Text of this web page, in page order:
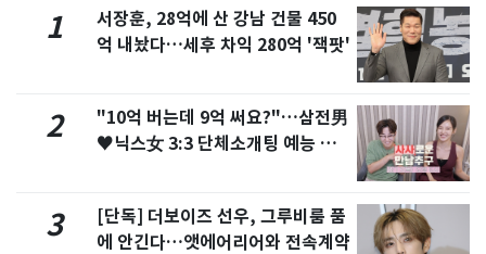
1
서장훈, 28억에 산 강남 건물 450
억 내놨다…세후 차익 280억 '잭팟'
2
"10억 버는데 9억 써요?"…삼전男
♥닉스女 3:3 단체소개팅 예능 화
3
[단독] 더보이즈 선우, 그루비룸 품
에 안긴다…앳에어리어와 전속계약